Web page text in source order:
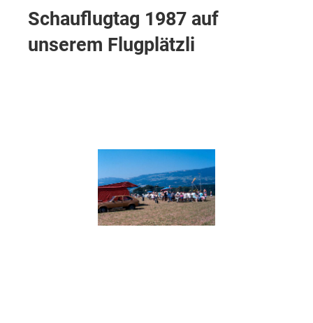
Schauflugtag 1987 auf
unserem Flugplätzli